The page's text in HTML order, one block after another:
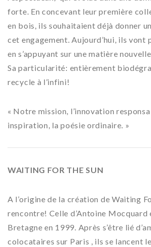
forte. En concevant leur première
en bois, ils souhaitaient déjà donner
cet engagement. Aujourd’hui, ils vont
en s’appuyant sur une matière
Sa particularité: entièrement
recycle à l’infini!
« Notre mission, l’innovation
inspiration, la poésie ordinaire. »
WAITING FOR THE SUN
A l’origine de la création de Waiting
rencontre! Celle d’Antoine Mocquard
Bretagne en 1999. Après s’être lié
colocataires sur Paris , ils se lancent